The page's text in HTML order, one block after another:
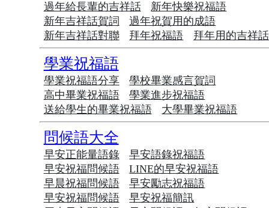
過年給長輩的吉祥話
新年快樂祝福語
新年吉祥話賀詞
過年祝賀用的成語
新年吉祥話對聯
拜年祝福語 拜年用的吉祥話
學業祝福語
學業祝福語分享
學校畢業感言賀詞
高中畢業祝福語
學業進步祝福語
送給學生的畢業祝福語
大學畢業祝福語
問候語大全
早安正能量語錄
早安語錄祝福語
早安祝福問候語
LINE的早安祝福語
早晨祝福問候語
早安勵志祝福語
早安祝福問候語
早安祝福簡訊